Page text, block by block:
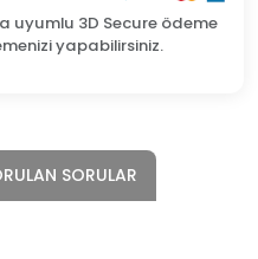
uyumlu 3D Secure ödeme
yapabilirsiniz.
SORULAR